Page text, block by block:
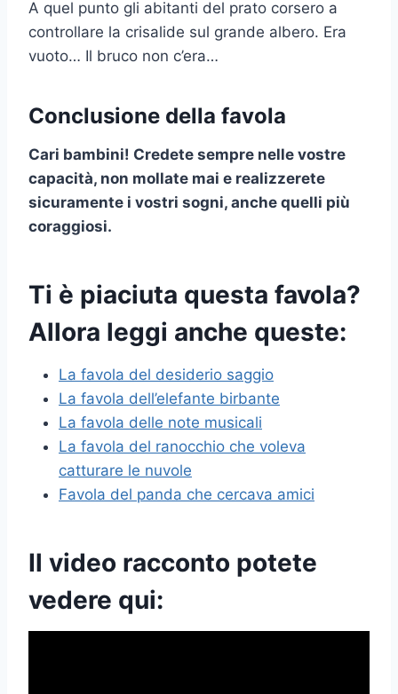
A quel punto gli abitanti del prato corsero a
controllare la crisalide sul grande albero. Era
vuoto… Il bruco non c’era…
Conclusione della favola
Cari bambini! Credete sempre nelle vostre
capacità, non mollate mai e realizzerete
sicuramente i vostri sogni, anche quelli più
coraggiosi.
Ti è piaciuta questa favola?
Allora leggi anche queste:
La favola del desiderio saggio
La favola dell’elefante birbante
La favola delle note musicali
La favola del ranocchio che voleva
catturare le nuvole
Favola del panda che cercava amici
Il video racconto potete
vedere qui: